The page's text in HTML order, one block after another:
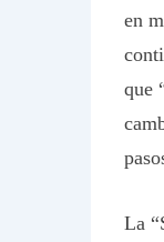
en
que
La